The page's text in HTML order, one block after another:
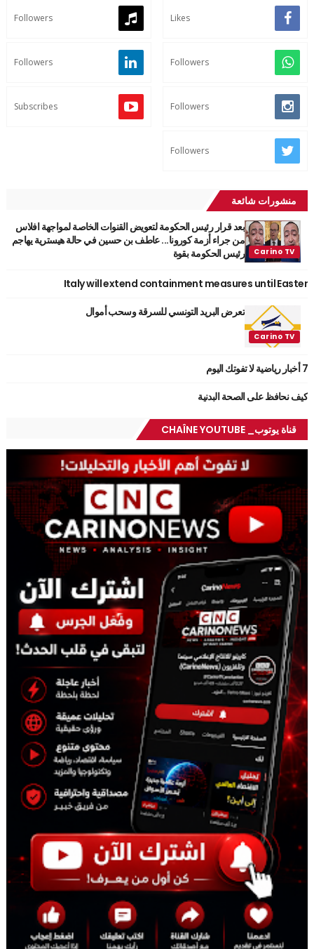
Likes
Followers
Followers
Followers
Followers
Subscribes
Followers
منشورات شائعة
بعد قرار رئيس الحكومة لتعويض القنوات الخاصة لمواجهة افلاس
من جراء أزمة كورونا... عاطف بن حسين في حالة هيسترية يهاجم
رئيس الحكومة بقوة
Italy will extend containment measures until Easter
تعرض البريد التونسي للسرقة وسحب أموال
7 أخبار رياضية لا تفوتك اليوم
كيف نحافظ على الصحة البدنية
قناة يوتوب_ CHAÎNE YOUTUBE